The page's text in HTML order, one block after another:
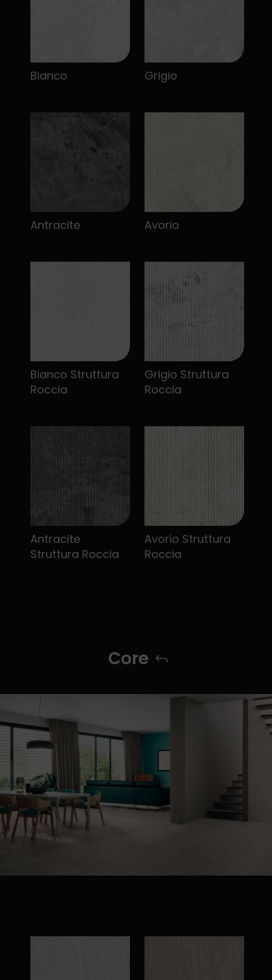
Bianco Grigio
Antracite Avorio
Bianco Struttura
Roccia
Grigio Struttura
Roccia
Antracite
Struttura Roccia
Avorio Struttura
Roccia
Core